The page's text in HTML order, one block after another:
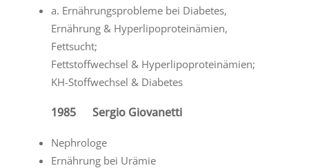
a. Ernährungsprobleme bei Diabetes,
Ernährung & Hyperlipoproteinämien,
Fettsucht;
Fettstoffwechsel & Hyperlipoproteinämien;
KH-Stoffwechsel & Diabetes
1985 Sergio Giovanetti
Nephrologe
Ernährung bei Urämie